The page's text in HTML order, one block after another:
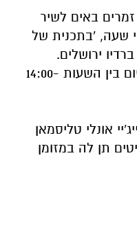
באים לשיר
שעה, 'בתכנית של
ירושלים.
התכנית עצמה משודרת מדי יום בין השעות 14:00-
אונלי טליסמאן
תן לה במזומן